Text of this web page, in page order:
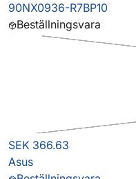
90NX0936-R7BP10
Beställningsvara
SEK 366.63
Asus